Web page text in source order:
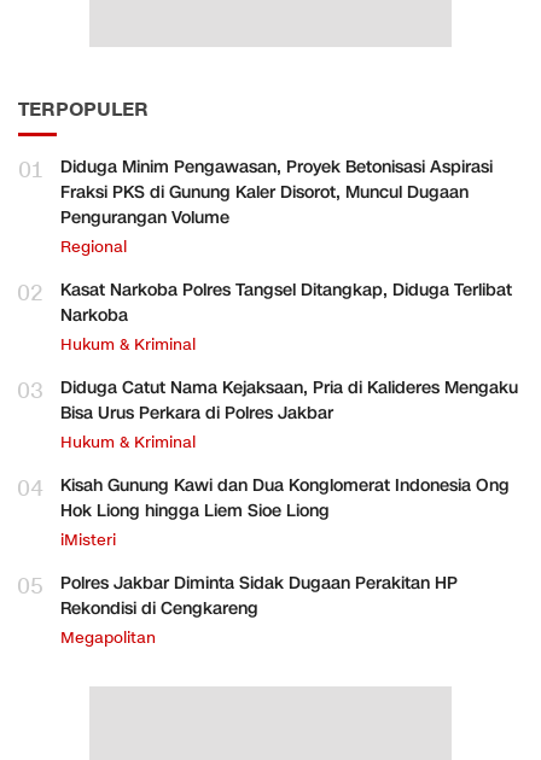
TERPOPULER
01
Diduga Minim Pengawasan, Proyek Betonisasi Aspirasi
Fraksi PKS di Gunung Kaler Disorot, Muncul Dugaan
Pengurangan Volume
Regional
02
Kasat Narkoba Polres Tangsel Ditangkap, Diduga Terlibat
Narkoba
Hukum & Kriminal
03
Diduga Catut Nama Kejaksaan, Pria di Kalideres Mengaku
Bisa Urus Perkara di Polres Jakbar
Hukum & Kriminal
04
Kisah Gunung Kawi dan Dua Konglomerat Indonesia Ong
Hok Liong hingga Liem Sioe Liong
iMisteri
05
Polres Jakbar Diminta Sidak Dugaan Perakitan HP
Rekondisi di Cengkareng
Megapolitan